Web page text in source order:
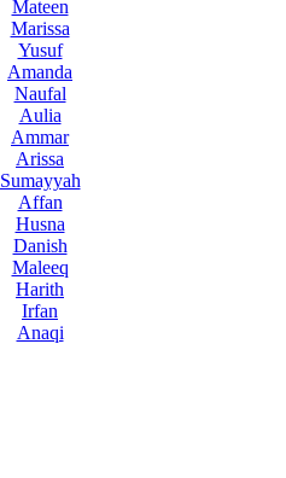
Mateen
Marissa
Yusuf
Amanda
Naufal
Aulia
Ammar
Arissa
Sumayyah
Affan
Husna
Danish
Maleeq
Harith
Irfan
Anaqi